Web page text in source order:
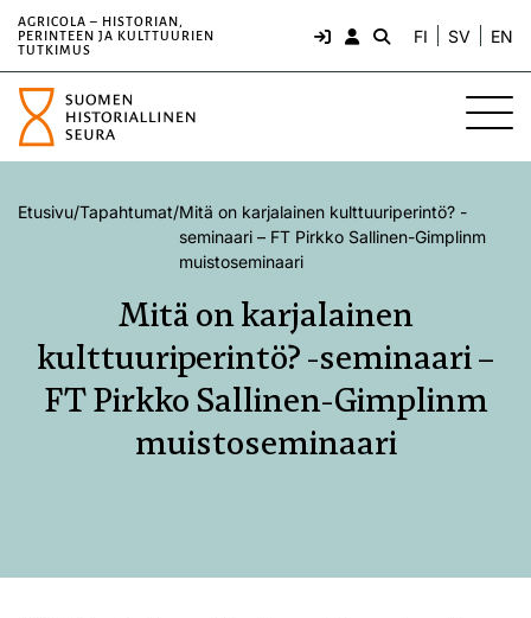
AGRICOLA – HISTORIAN,
PERINTEEN JA KULTTUURIEN
TUTKIMUS
FI SV EN
Etusivu/Tapahtumat/Mitä on karjalainen kulttuuriperintö? -
seminaari – FT Pirkko Sallinen-Gimplinm
muistoseminaari
Mitä on karjalainen
kulttuuriperintö? -seminaari –
FT Pirkko Sallinen-Gimplinm
muistoseminaari